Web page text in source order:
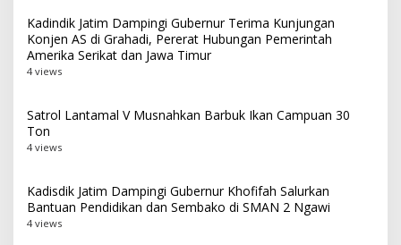
Kadindik Jatim Dampingi Gubernur Terima Kunjungan
Konjen AS di Grahadi, Pererat Hubungan Pemerintah
Amerika Serikat dan Jawa Timur
4 views
Satrol Lantamal V Musnahkan Barbuk Ikan Campuan 30
Ton
4 views
Kadisdik Jatim Dampingi Gubernur Khofifah Salurkan
Bantuan Pendidikan dan Sembako di SMAN 2 Ngawi
4 views